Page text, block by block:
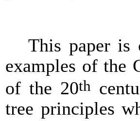
This paper is
examples of the
of the 20th
tree principles